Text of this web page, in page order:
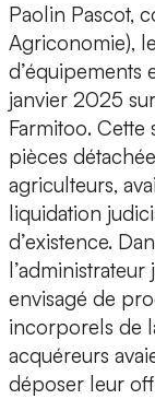
Paolin Pascot,
Agriconomie),
d’équipements
janvier 2025
Farmitoo. Cette
pièces
agriculteurs,
liquidation
d’existence.
l’administrateur
envisagé de
incorporels de
acquéreurs
déposer leur